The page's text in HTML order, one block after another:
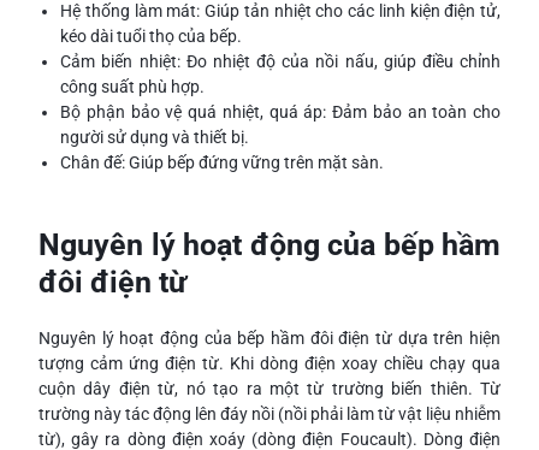
Hệ thống làm mát: Giúp tản nhiệt cho các linh kiện điện tử,
kéo dài tuổi thọ của bếp.
Cảm biến nhiệt: Đo nhiệt độ của nồi nấu, giúp điều chỉnh
công suất phù hợp.
Bộ phận bảo vệ quá nhiệt, quá áp: Đảm bảo an toàn cho
người sử dụng và thiết bị.
Chân đế: Giúp bếp đứng vững trên mặt sàn.
Nguyên lý hoạt động của bếp hầm
đôi điện từ
Nguyên lý hoạt động của bếp hầm đôi điện từ dựa trên hiện
tượng cảm ứng điện từ. Khi dòng điện xoay chiều chạy qua
cuộn dây điện từ, nó tạo ra một từ trường biến thiên. Từ
trường này tác động lên đáy nồi (nồi phải làm từ vật liệu nhiễm
từ), gây ra dòng điện xoáy (dòng điện Foucault). Dòng điện